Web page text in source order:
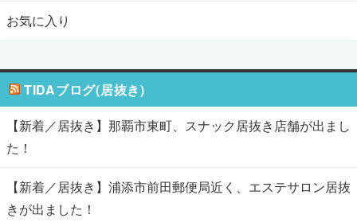
お気に入り
TIDAブログ(居抜き)
【新着／居抜き】那覇市東町、スナック居抜き店舗が出まし
た！
【新着／居抜き】浦添市前田郵便局近く、エステサロン居抜
きが出ました！